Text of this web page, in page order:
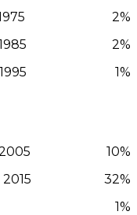
2%
2%
1%
10%
32%
1%